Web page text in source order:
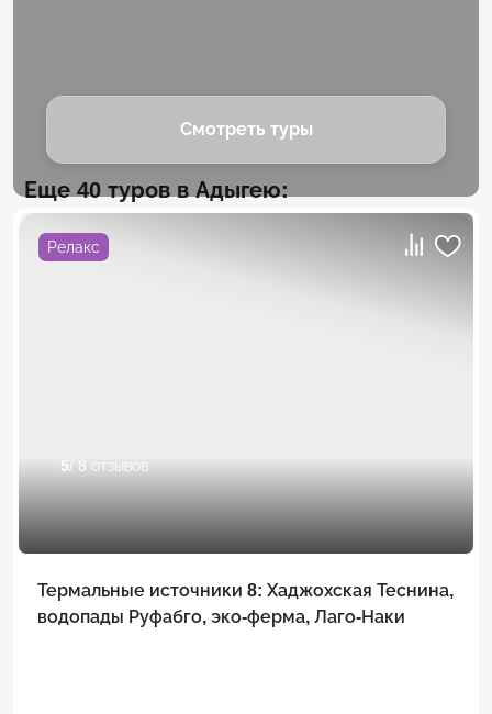
Смотреть туры
Еще 40 туров в Адыгею:
Релакс
5/ 8 отзывов
Термальные источники 8: Хаджохская Теснина,
водопады Руфабго, эко-ферма, Лаго-Наки